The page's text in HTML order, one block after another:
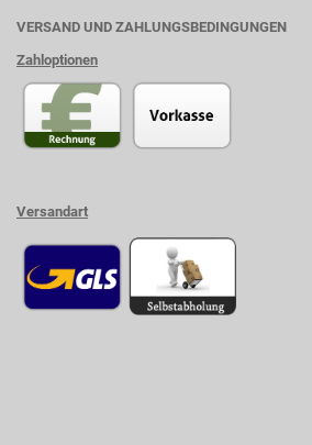
VERSAND UND ZAHLUNGSBEDINGUNGEN
Zahloptionen
Versandart